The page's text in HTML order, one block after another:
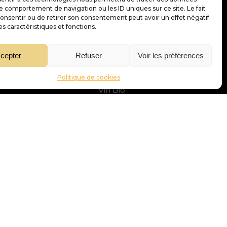
comportement de navigation ou les ID uniques sur ce site. Le fait
ou de retirer son consentement peut avoir un effet négatif
caractéristiques et fonctions.
Refuser Voir les préférences
Politique de cookies
Notre carte des vins
Champagne
Vin Bio